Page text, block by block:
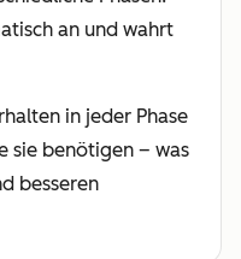
an und wahrt
in jeder Phase
sie benötigen – was
besseren